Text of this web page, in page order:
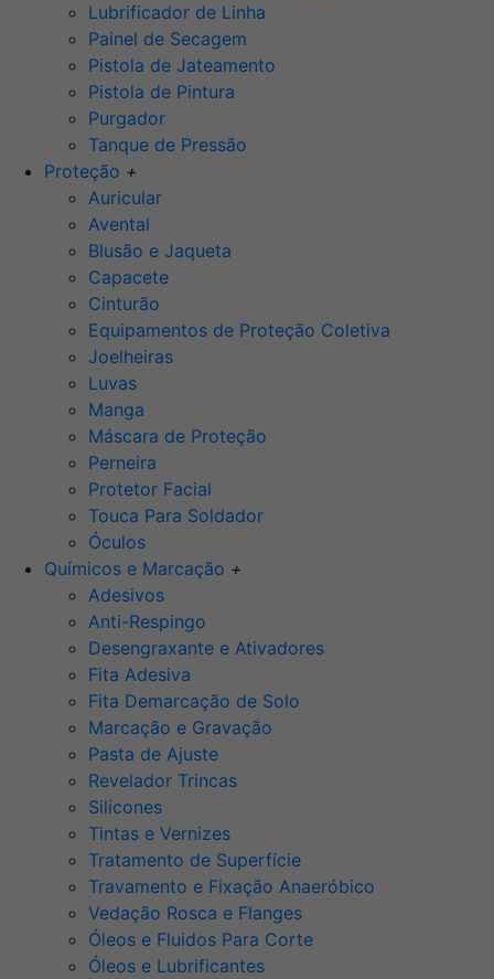
Lubrificador de Linha
Painel de Secagem
Pistola de Jateamento
Pistola de Pintura
Purgador
Tanque de Pressão
Proteção +
Auricular
Avental
Blusão e Jaqueta
Capacete
Cinturão
Equipamentos de Proteção Coletiva
Joelheiras
Luvas
Manga
Máscara de Proteção
Perneira
Protetor Facial
Touca Para Soldador
Óculos
Químicos e Marcação +
Adesivos
Anti-Respingo
Desengraxante e Ativadores
Fita Adesiva
Fita Demarcação de Solo
Marcação e Gravação
Pasta de Ajuste
Revelador Trincas
Silicones
Tintas e Vernizes
Tratamento de Superfície
Travamento e Fixação Anaeróbico
Vedação Rosca e Flanges
Óleos e Fluidos Para Corte
Óleos e Lubrificantes